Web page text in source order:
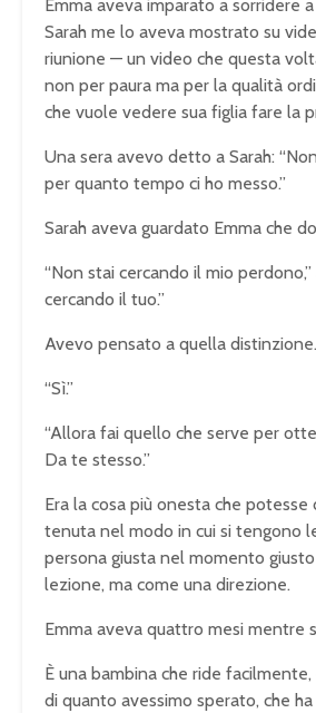
Emma aveva imparato a sorridere
Sarah me lo aveva mostrato su
riunione — un video che questa
non per paura ma per la qualità
che vuole vedere sua figlia fare la
Una sera avevo detto a Sarah:
per quanto tempo ci ho messo.”
Sarah aveva guardato Emma che
“Non stai cercando il mio
cercando il tuo.”
Avevo pensato a quella distinzione.
“Sì.”
“Allora fai quello che serve per
Da te stesso.”
Era la cosa più onesta che potesse
tenuta nel modo in cui si tengono
persona giusta nel momento
lezione, ma come una direzione.
Emma aveva quattro mesi mentre
È una bambina che ride
di quanto avessimo sperato, che